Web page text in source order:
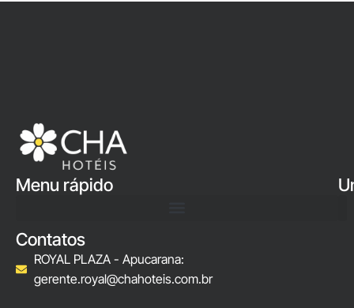
Menu rápido
Contatos
ROYAL PLAZA - Apucarana:
gerente.royal@chahoteis.com.br